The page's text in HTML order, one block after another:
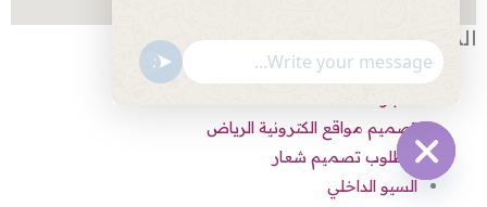
المواضيع الشائعة
تصميم مواقع الكترونية الرياض
مطلوب تصميم شعار
السيو الداخلي
Hide
chaty
"+chaty_settings.lang.emoji_picker+"
undefined